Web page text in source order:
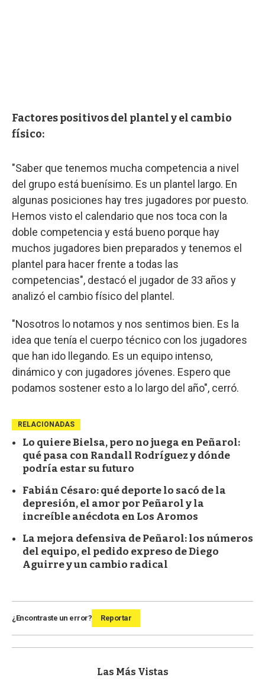
Factores positivos del plantel y el cambio
físico:
"Saber que tenemos mucha competencia a nivel
del grupo está buenísimo. Es un plantel largo. En
algunas posiciones hay tres jugadores por puesto.
Hemos visto el calendario que nos toca con la
doble competencia y está bueno porque hay
muchos jugadores bien preparados y tenemos el
plantel para hacer frente a todas las
competencias", destacó el jugador de 33 años y
analizó el cambio físico del plantel.
"Nosotros lo notamos y nos sentimos bien. Es la
idea que tenía el cuerpo técnico con los jugadores
que han ido llegando. Es un equipo intenso,
dinámico y con jugadores jóvenes. Espero que
podamos sostener esto a lo largo del año", cerró.
RELACIONADAS
Lo quiere Bielsa, pero no juega en Peñarol:
qué pasa con Randall Rodríguez y dónde
podría estar su futuro
Fabián Césaro: qué deporte lo sacó de la
depresión, el amor por Peñarol y la
increíble anécdota en Los Aromos
La mejora defensiva de Peñarol: los números
del equipo, el pedido expreso de Diego
Aguirre y un cambio radical
¿Encontraste un error? Reportar
Las Más Vistas